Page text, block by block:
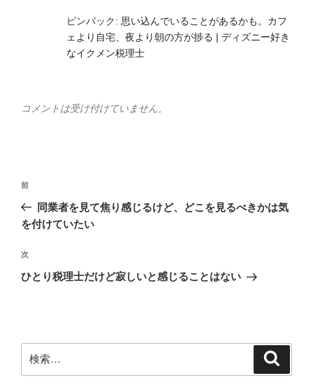
ピンバック: 思い込んでいることがあるかも。カフ
ェより自宅、夜より朝の方が捗る | ディズニー好き
なイクメン税理士
コメントは受け付けていません。
投
ナ
ゲ
ー
前
の
投
前
同業者を見て焦り感じるけど、どこを見るべきかは気
を付けていたい
次
の
次
ひとり税理士だけど寂しいと感じることはない
索: